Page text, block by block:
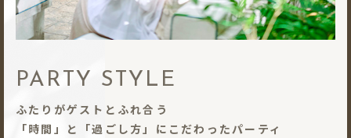
PARTY STYLE
ふたりがゲストとふれ合う
「時間」と「過ごし⽅」にこだわったパーティ